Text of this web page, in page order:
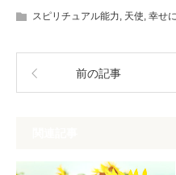
スピリチュアル能力, 天使, 幸せ
前の記事